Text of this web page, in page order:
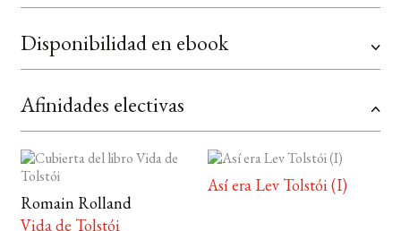
Disponibilidad en ebook
Afinidades electivas
Romain Rolland
Vida de Tolstói
Así era Lev Tolstói (I)